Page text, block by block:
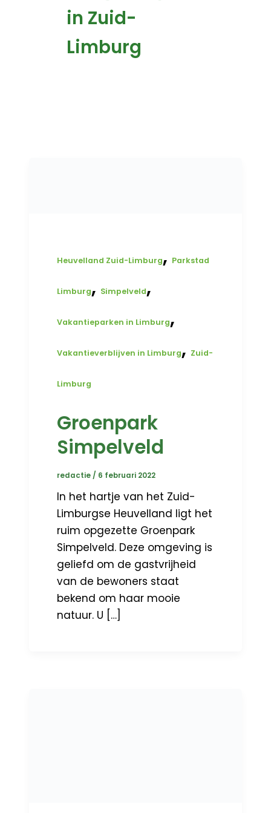
in Zuid-
Limburg
Heuvelland Zuid-Limburg, Parkstad
Limburg, Simpelveld,
Vakantieparken in Limburg,
Vakantieverblijven in Limburg, Zuid-
Limburg
Groenpark
Simpelveld
redactie / 6 februari 2022
In het hartje van het Zuid-
Limburgse Heuvelland ligt het
ruim opgezette Groenpark
Simpelveld. Deze omgeving is
geliefd om de gastvrijheid
van de bewoners staat
bekend om haar mooie
natuur. U […]